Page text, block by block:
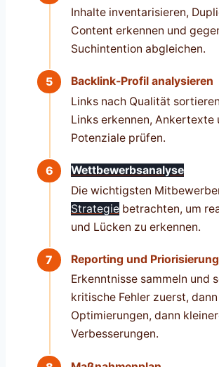
Inhalte inventarisieren,
Content erkennen und
Suchintention abgleichen.
Backlink-Profil analysieren
Links nach Qualität
Links erkennen, Ankertexte
Potenziale prüfen.
Wettbewerbsanalyse
Die wichtigsten
Strategiebetrachten, um
und Lücken zu erkennen.
Reporting und Priorisierung
Erkenntnisse sammeln und
kritische Fehler zuerst,
Optimierungen, dann
Verbesserungen.